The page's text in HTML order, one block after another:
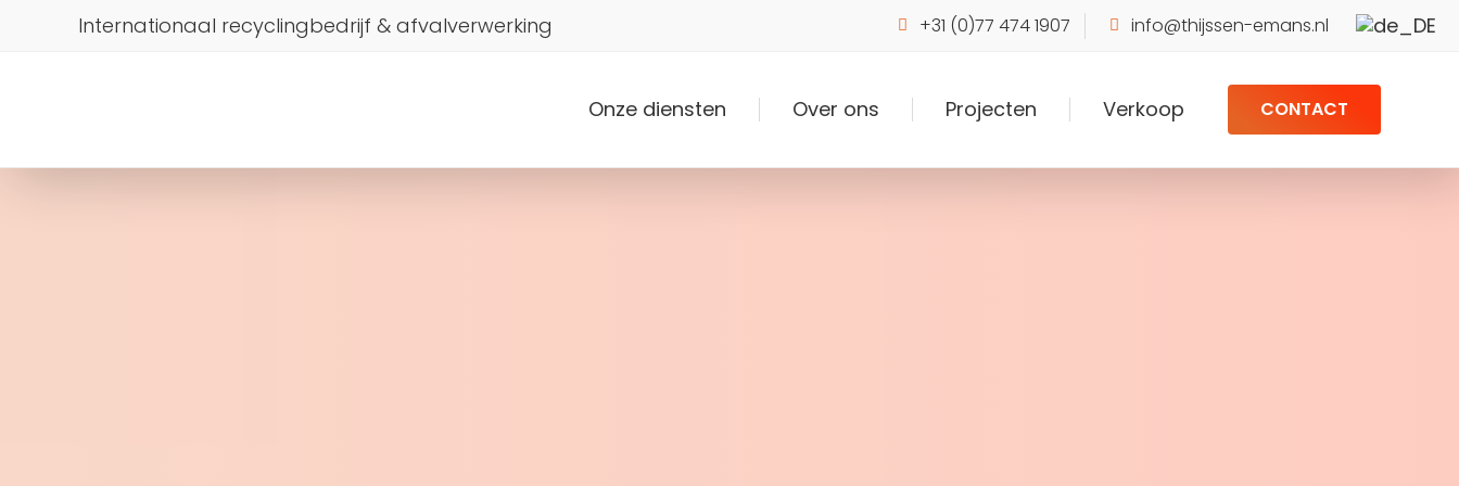
Internationaal recyclingbedrijf & afvalverwerking +31 (0)77 474 1907 info@thijssen-emans.nl
Onze diensten Over ons Projecten Verkoop CONTACT